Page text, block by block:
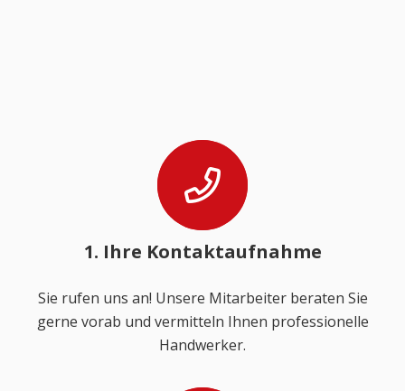
1. Ihre Kontaktaufnahme
Sie rufen uns an! Unsere Mitarbeiter beraten Sie
gerne vorab und vermitteln Ihnen professionelle
Handwerker.